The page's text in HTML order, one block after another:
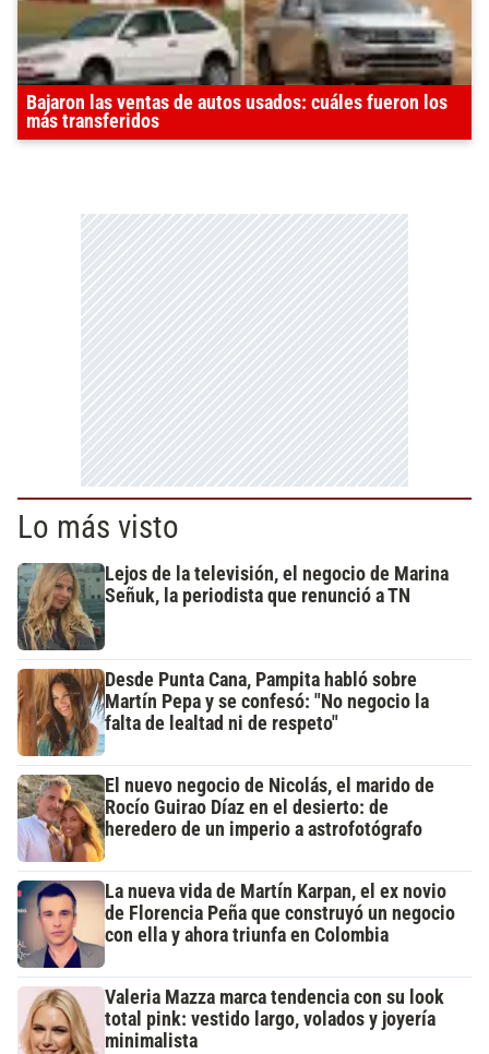
Bajaron las ventas de autos usados: cuáles fueron los
más transferidos
Lo más visto
Lejos de la televisión, el negocio de Marina
Señuk, la periodista que renunció a TN
Desde Punta Cana, Pampita habló sobre
Martín Pepa y se confesó: "No negocio la
falta de lealtad ni de respeto"
El nuevo negocio de Nicolás, el marido de
Rocío Guirao Díaz en el desierto: de
heredero de un imperio a astrofotógrafo
La nueva vida de Martín Karpan, el ex novio
de Florencia Peña que construyó un negocio
con ella y ahora triunfa en Colombia
Valeria Mazza marca tendencia con su look
total pink: vestido largo, volados y joyería
minimalista